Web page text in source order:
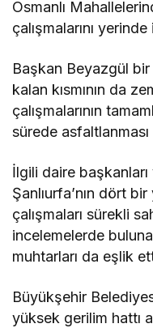
Osmanlı
çalışmalarını
Başkan Beyazgül
kalan kısmının da
çalışmalarının
sürede asfaltlanması
İlgili daire
Şanlıurfa’nın dört
çalışmaları sürekli
incelemelerde
muhtarları da eşlik
Büyükşehir
yüksek gerilim hattı